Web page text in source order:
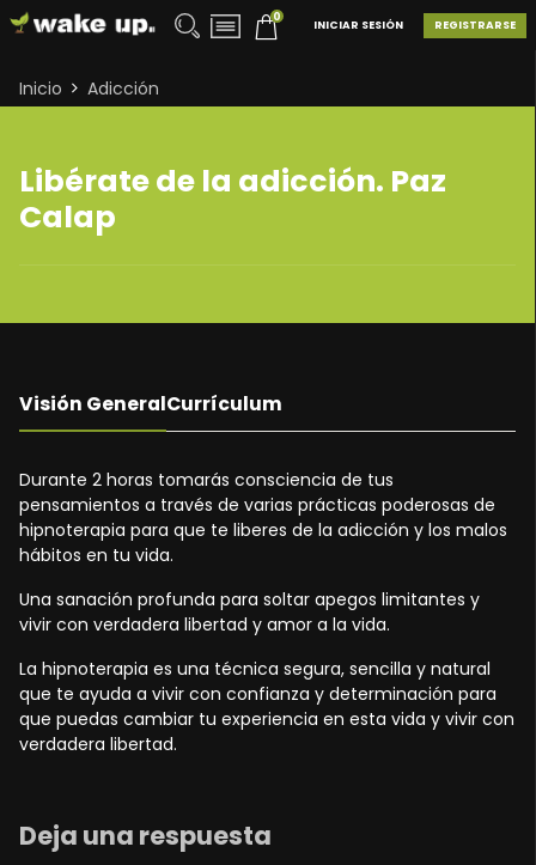
0
REGISTRARSE
INICIAR SESIÓN
Inicio Adicción
Libérate de la adicción. Paz
Calap
Visión GeneralCurrículum
Durante 2 horas tomarás consciencia de tus
pensamientos a través de varias prácticas poderosas de
hipnoterapia para que te liberes de la adicción y los malos
hábitos en tu vida.
Una sanación profunda para soltar apegos limitantes y
vivir con verdadera libertad y amor a la vida.
La hipnoterapia es una técnica segura, sencilla y natural
que te ayuda a vivir con confianza y determinación para
que puedas cambiar tu experiencia en esta vida y vivir con
verdadera libertad.
Deja una respuesta